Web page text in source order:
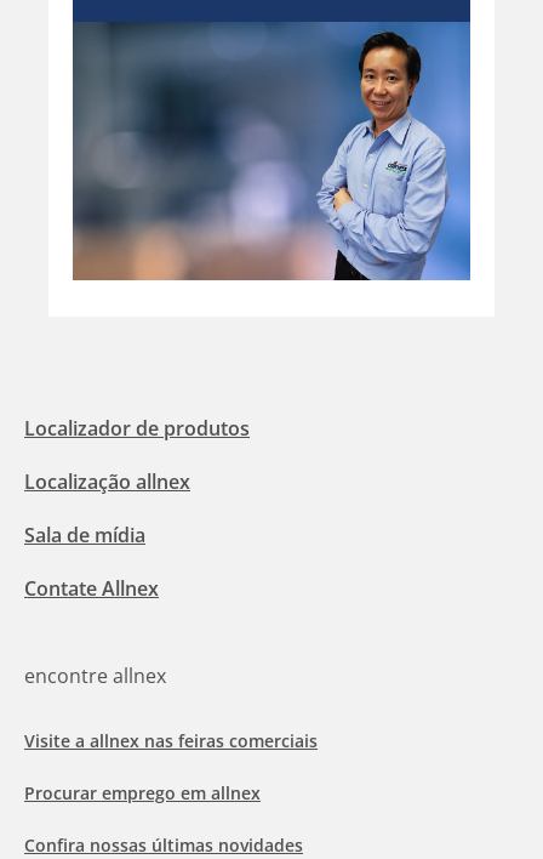
Localizador de produtos
Localização allnex
Sala de mídia
Contate Allnex
encontre allnex
Visite a allnex nas feiras comerciais
Procurar emprego em allnex
Confira nossas últimas novidades